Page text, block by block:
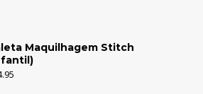
Maquilhagem Stitch